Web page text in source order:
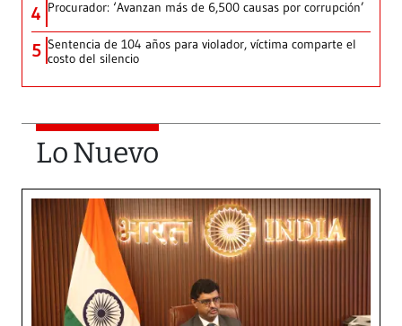
4 Procurador: ‘Avanzan más de 6,500 causas por corrupción’
5 Sentencia de 104 años para violador, víctima comparte el
costo del silencio
Lo Nuevo